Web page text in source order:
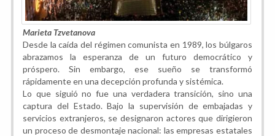
Marieta Tzvetanova
Desde la caída del régimen comunista en 1989, los búlgaros
abrazamos la esperanza de un futuro democrático y
próspero. Sin embargo, ese sueño se transformó
rápidamente en una decepción profunda y sistémica.
Lo que siguió no fue una verdadera transición, sino una
captura del Estado. Bajo la supervisión de embajadas y
servicios extranjeros, se designaron actores que dirigieron
un proceso de desmontaje nacional: las empresas estatales